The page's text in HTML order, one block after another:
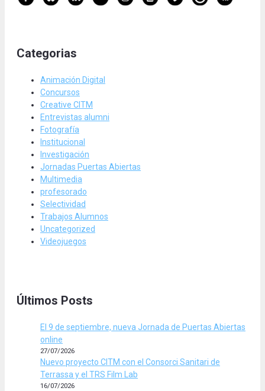
Categorias
Animación Digital
Concursos
Creative CITM
Entrevistas alumni
Fotografía
Institucional
Investigación
Jornadas Puertas Abiertas
Multimedia
profesorado
Selectividad
Trabajos Alumnos
Uncategorized
Videojuegos
Últimos Posts
El 9 de septiembre, nueva Jornada de Puertas Abiertas
online
27/07/2026
Nuevo proyecto CITM con el Consorci Sanitari de
Terrassa y el TRS Film Lab
16/07/2026